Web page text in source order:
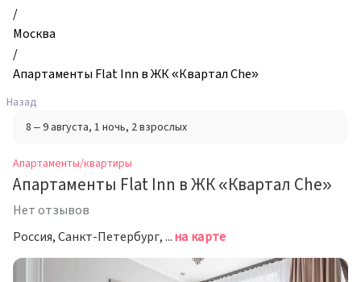
Inn
ЖК
«Квартал
Che»,
Москва,
Россия
/
Москва
/
Апартаменты Flat Inn в ЖК «Квартал Che»
Назад
8 – 9 августа, 1 ночь, 2 взрослых
Апартаменты/квартиры
Апартаменты Flat Inn в ЖК «Квартал Che»
Нет отзывов
Россия, Санкт-Петербург, Черниговская улица, 17на карте